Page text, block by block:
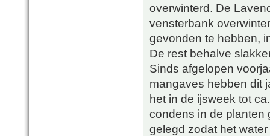
overwinterd. De
vensterbank
gevonden te hebben,
De rest behalve
Sinds afgelopen
mangaves hebben dit
het in de ijsweek tot
condens in de planten
gelegd zodat het